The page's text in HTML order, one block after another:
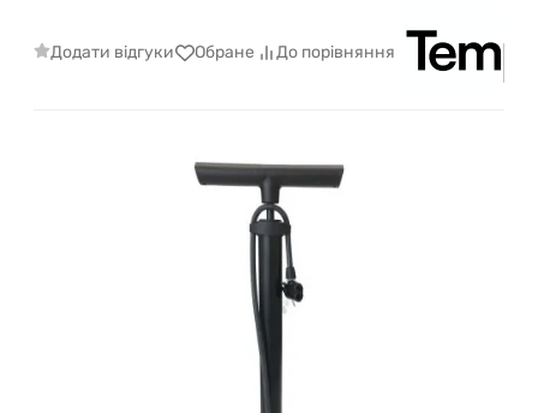
Додати відгуки Обране До порівняння